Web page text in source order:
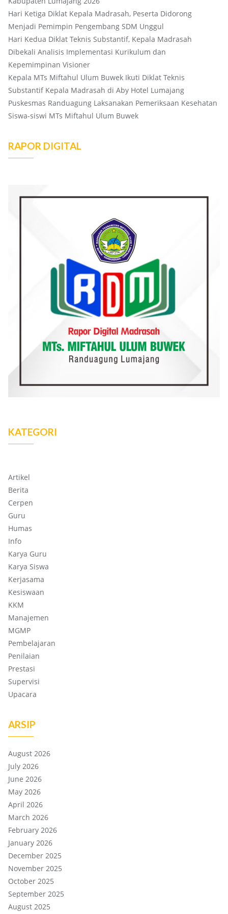
Hari Ketiga Diklat Kepala Madrasah, Peserta Didorong
Menjadi Pemimpin Pengembang SDM Unggul
Hari Kedua Diklat Teknis Substantif, Kepala Madrasah
Dibekali Analisis Implementasi Kurikulum dan
Kepemimpinan Visioner
Kepala MTs Miftahul Ulum Buwek Ikuti Diklat Teknis
Substantif Kepala Madrasah di Aby Hotel Lumajang
Puskesmas Randuagung Laksanakan Pemeriksaan Kesehatan
Siswa-siswi MTs Miftahul Ulum Buwek
RAPOR DIGITAL
KATEGORI
Artikel
Berita
Cerpen
Guru
Humas
Info
Karya Guru
Karya Siswa
Kerjasama
Kesiswaan
KKM
Manajemen
MGMP
Pembelajaran
Penilaian
Prestasi
Supervisi
Upacara
ARSIP
August 2026
July 2026
June 2026
May 2026
April 2026
March 2026
February 2026
January 2026
December 2025
November 2025
October 2025
September 2025
August 2025